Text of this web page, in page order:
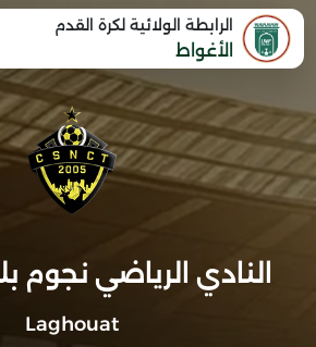
الرابطة الولائية لكرة القدم
الأغواط
النادي الرياضي نجوم
Laghouat